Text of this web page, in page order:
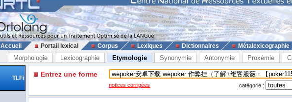
Accueil Portail lexical Corpus Lexiques Dictionnaires Métalexicographie
Morphologie Lexicographie Etymologie Synonymie Antonymie Proxémie
TLFi Entrez une forme
notices corrigées catégorie :